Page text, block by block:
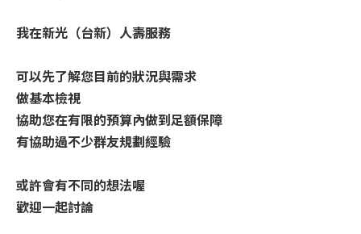
我在新光（台新）人壽服務
可以先了解您目前的狀況與需求
做基本檢視
協助您在有限的預算內做到足額保障
有協助過不少群友規劃經驗
或許會有不同的想法喔
歡迎一起討論